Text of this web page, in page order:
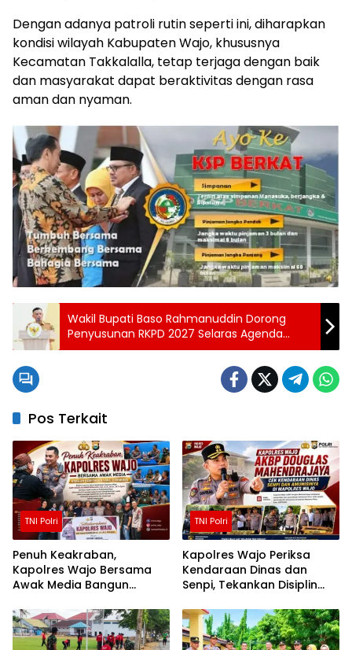
Dengan adanya patroli rutin seperti ini, diharapkan
kondisi wilayah Kabupaten Wajo, khususnya
Kecamatan Takkalalla, tetap terjaga dengan baik
dan masyarakat dapat beraktivitas dengan rasa
aman dan nyaman.
Wakil Bupati Baso Rahmanuddin Dorong
Penyusunan RKPD 2027 Selaras Agenda
Pembangunan Nasional
Pos Terkait
TNI Polri
Penuh Keakraban,
Kapolres Wajo Bersama
Awak Media Bangun
TNI Polri
Kapolres Wajo Periksa
Kendaraan Dinas dan
Senpi, Tekankan Disiplin
Personel